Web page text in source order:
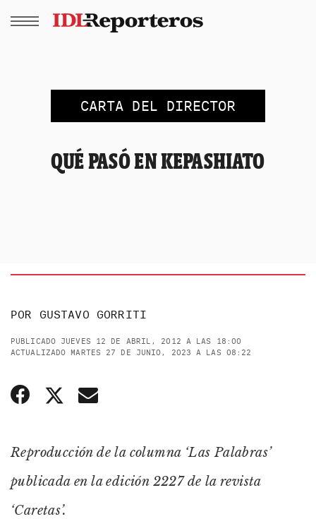
CARTA DEL DIRECTOR
QUÉ PASÓ EN KEPASHIATO
POR GUSTAVO GORRITI
PUBLICADO JUEVES 12 DE ABRIL, 2012 A LAS 18:00
ACTUALIZADO MARTES 27 DE JUNIO, 2023 A LAS 08:22
Reproducción de la columna ‘Las Palabras’
publicada en la edición 2227 de la revista
‘Caretas’.